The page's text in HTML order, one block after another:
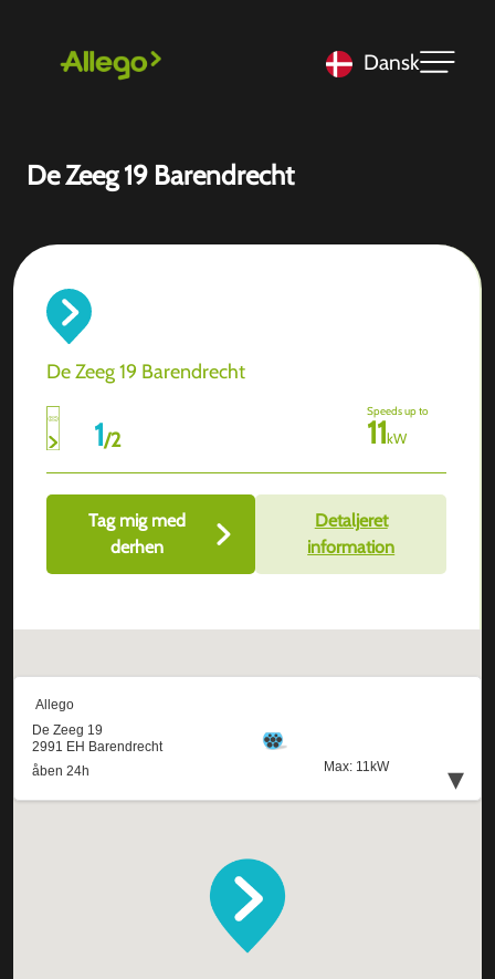
Dansk
De Zeeg 19 Barendrecht
De Zeeg 19 Barendrecht
1/2
Speeds up to
11kW
Tag mig med
derhen
Detaljeret
information